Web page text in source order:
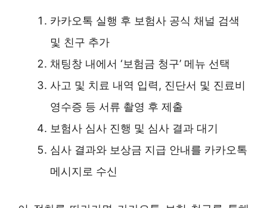
카카오톡 실행 후 보험사 공식 채널 검색
및 친구 추가
채팅창 내에서 ‘보험금 청구’ 메뉴 선택
사고 및 치료 내역 입력, 진단서 및 진료비
영수증 등 서류 촬영 후 제출
보험사 심사 진행 및 심사 결과 대기
심사 결과와 보상금 지급 안내를 카카오톡
메시지로 수신